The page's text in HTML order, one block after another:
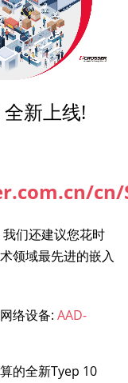
新上线!
们还建议您花时
领域最先进的嵌入
络设备: AAD-
的全新Tyep 10